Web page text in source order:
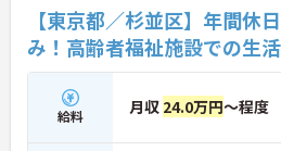
【東京都／杉並区】年間休
み！高齢者福祉施設での生
給料 月収 24.0万円～程度